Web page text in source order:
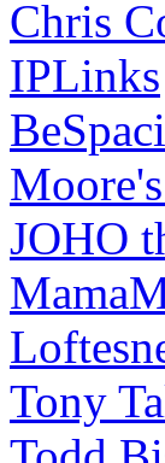
Chris
IPLinks
JOHO
Tony